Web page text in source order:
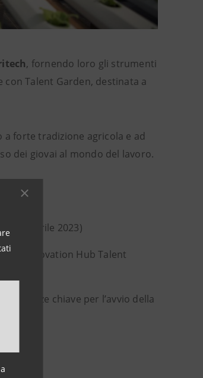
, fornendo loro gli strumenti
con Talent Garden, destinata a
forte tradizione agricola e ad
dei giovai al mondo del lavoro.
23 aprile 2023)
Hub Talent
chiave per l’avvio della